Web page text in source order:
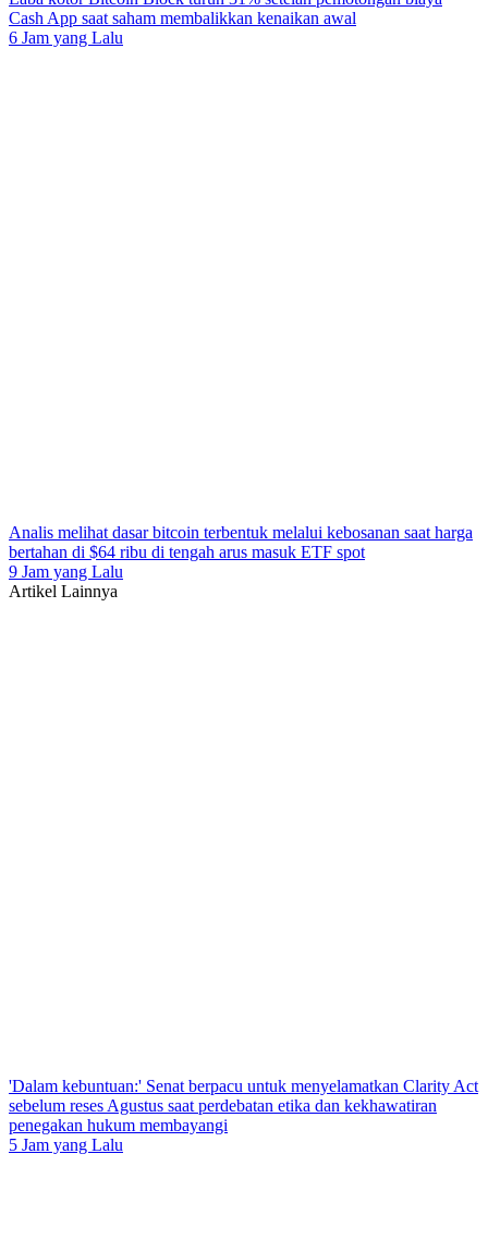
Cash App saat saham membalikkan kenaikan awal
6 Jam yang Lalu
Analis melihat dasar bitcoin terbentuk melalui kebosanan saat harga
bertahan di $64 ribu di tengah arus masuk ETF spot
9 Jam yang Lalu
Artikel Lainnya
'Dalam kebuntuan:' Senat berpacu untuk menyelamatkan Clarity Act
sebelum reses Agustus saat perdebatan etika dan kekhawatiran
penegakan hukum membayangi
5 Jam yang Lalu